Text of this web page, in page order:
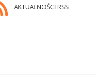
AKTUALNOŚCI RSS